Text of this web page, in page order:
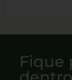
Fique